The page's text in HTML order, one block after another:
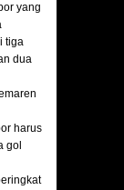
yang
tiga
dua
harus
gol